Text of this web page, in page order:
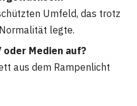
Umfeld, das trotz
legte.
oder Medien auf?
aus dem Rampenlicht